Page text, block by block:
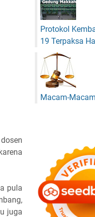
pula
juga
Protokol
19 Terpaksa
Macam-